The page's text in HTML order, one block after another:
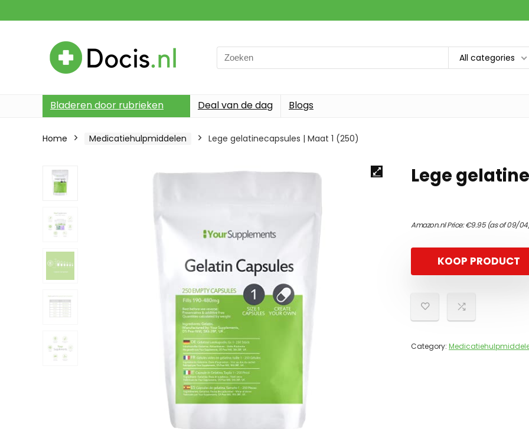
Search
for:
All categories
Bladeren door rubrieken Deal van de dag Blogs
Home Medicatiehulpmiddelen Lege gelatinecapsules | Maat 1 (250)
Lege
Amazon.nl Price:€9.95(as of 09/
KOOP PRODUCT
Category: